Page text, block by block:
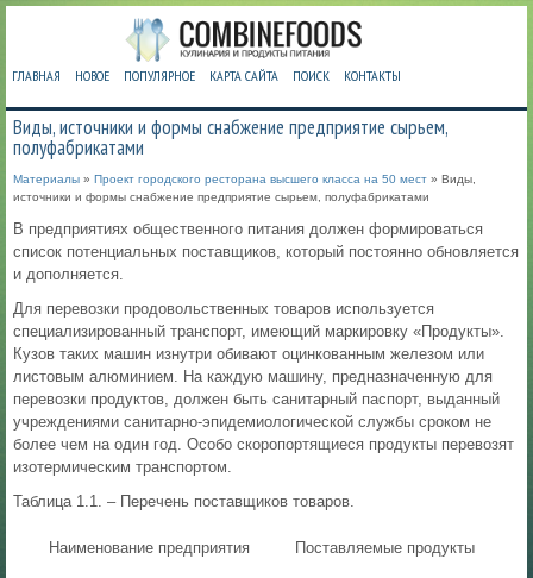
ГЛАВНАЯ НОВОЕ ПОПУЛЯРНОЕ КАРТА САЙТА ПОИСК КОНТАКТЫ
Виды, источники и формы снабжение предприятие сырьем,
полуфабрикатами
Материалы » Проект городского ресторана высшего класса на 50 мест » Виды,
источники и формы снабжение предприятие сырьем, полуфабрикатами
В предприятиях общественного питания должен формироваться
список потенциальных поставщиков, который постоянно обновляется
и дополняется.
Для перевозки продовольственных товаров используется
специализированный транспорт, имеющий маркировку «Продукты».
Кузов таких машин изнутри обивают оцинкованным железом или
листовым алюминием. На каждую машину, предназначенную для
перевозки продуктов, должен быть санитарный паспорт, выданный
учреждениями санитарно-эпидемиологической службы сроком не
более чем на один год. Особо скоропортящиеся продукты перевозят
изотермическим транспортом.
Таблица 1.1. – Перечень поставщиков товаров.
Наименование предприятия Поставляемые продукты